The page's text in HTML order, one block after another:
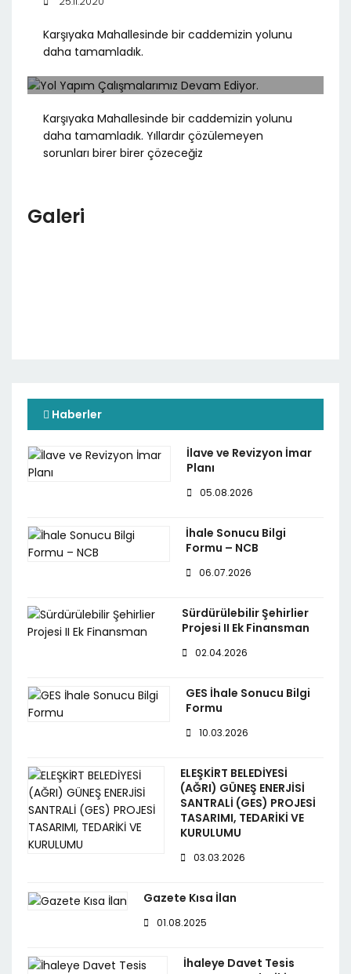
Karşıyaka Mahallesinde bir caddemizin yolunu
daha tamamladık.
Karşıyaka Mahallesinde bir caddemizin yolunu
daha tamamladık. Yıllardır çözülemeyen
sorunları birer birer çözeceğiz
Galeri
Haberler
İlave ve Revizyon İmar
Planı
05.08.2026
İhale Sonucu Bilgi
Formu – NCB
06.07.2026
Sürdürülebilir Şehirlier
Projesi II Ek Finansman
02.04.2026
GES İhale Sonucu Bilgi
Formu
10.03.2026
ELEŞKİRT BELEDİYESİ
(AĞRI) GÜNEŞ ENERJİSİ
SANTRALİ (GES) PROJESİ
TASARIMI, TEDARİKİ VE
KURULUMU
03.03.2026
Gazete Kısa İlan
01.08.2025
İhaleye Davet Tesis